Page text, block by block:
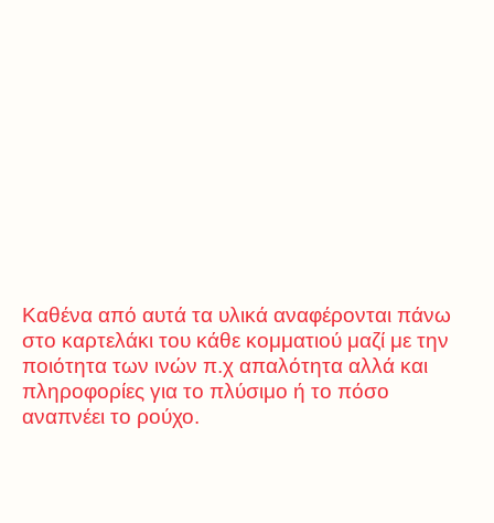
Καθένα από αυτά τα υλικά αναφέρονται πάνω
στο καρτελάκι του κάθε κομματιού μαζί με την
ποιότητα των ινών π.χ απαλότητα αλλά και
πληροφορίες για το πλύσιμο ή το πόσο
αναπνέει το ρούχο.